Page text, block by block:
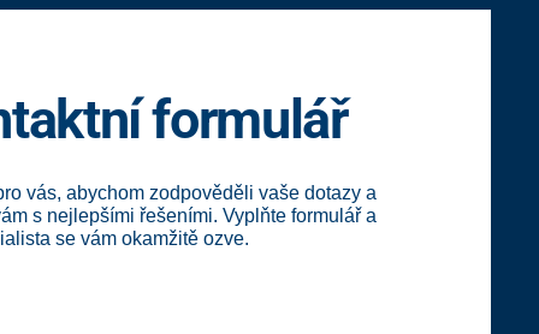
formulář
vás, abychom zodpověděli vaše dotazy a
s nejlepšími řešeními. Vyplňte formulář a
se vám okamžitě ozve.